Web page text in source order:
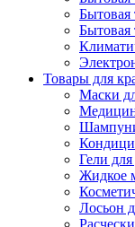
Бытовая
Бытовая
Товары для
Маски
Гели
Жидкое
Лосьон